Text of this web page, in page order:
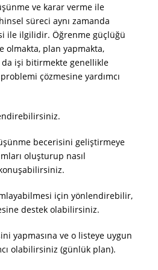
ve karar verme ile
süreci aynı zamanda
ile ilgilidir. Öğrenme güçlüğü
olmakta, plan yapmakta,
da işi bitirmekte genellikle
çözmesine yardımcı
becerisini geliştirmeye
oluşturup nasıl
için yönlendirebilir,
destek olabilirsiniz.
yapmasına ve o listeye uygun
olabilirsiniz (günlük plan).